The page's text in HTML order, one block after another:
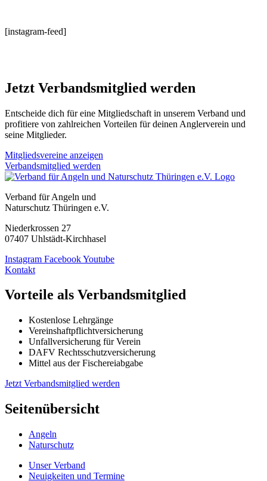
[instagram-feed]
Jetzt Verbandsmitglied werden
Entscheide dich für eine Mitgliedschaft in unserem Verband und
profitiere von zahlreichen Vorteilen für deinen Anglerverein und
seine Mitglieder.
Mitgliedsvereine anzeigen
Verbandsmitglied werden
Verband für Angeln und
Naturschutz Thüringen e.V.
Niederkrossen 27
07407 Uhlstädt-Kirchhasel
Instagram FacebookYoutube
Kontakt
Vorteile als Verbandsmitglied
Kostenlose Lehrgänge
Vereinshaftpflichtversicherung
Unfallversicherung für Verein
DAFV Rechtsschutzversicherung
Mittel aus der Fischereiabgabe
Jetzt Verbandsmitglied werden
Seitenübersicht
Angeln
Naturschutz
Unser Verband
Neuigkeiten und Termine